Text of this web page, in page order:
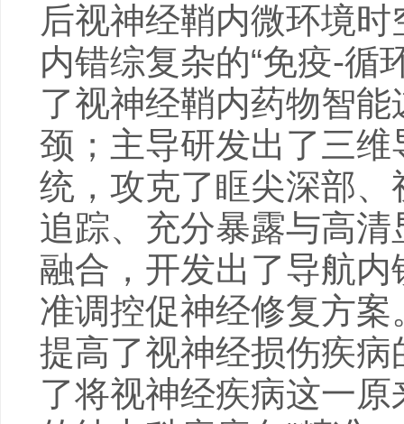
后视神经鞘内微环境
内错综复杂的“免疫-循
了视神经鞘内药物智
颈；主导研发出了三
统，攻克了眶尖深部
追踪、充分暴露与高
融合，开发出了导航
准调控促神经修复方
提高了视神经损伤疾
了将视神经疾病这一